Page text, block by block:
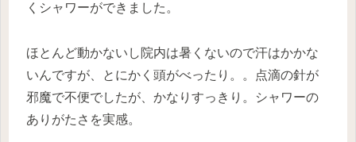
くシャワーができました。
ほとんど動かないし院内は暑くないので汗はかかな
いんですが、とにかく頭がべったり。。点滴の針が
邪魔で不便でしたが、かなりすっきり。シャワーの
ありがたさを実感。